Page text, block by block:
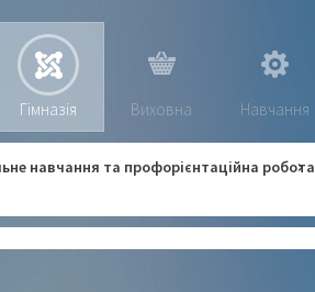
Гімназія Виховна Навчання
навчання та профорієнтаційна робота